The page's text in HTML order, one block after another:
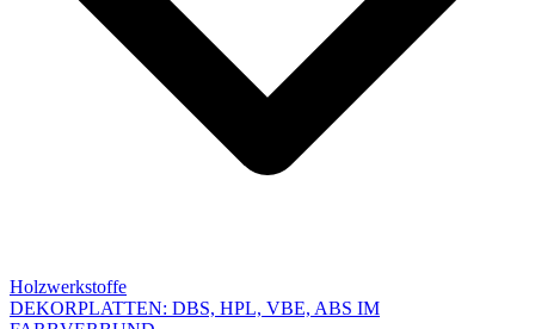
Holzwerkstoffe
DEKORPLATTEN: DBS, HPL, VBE, ABS IM